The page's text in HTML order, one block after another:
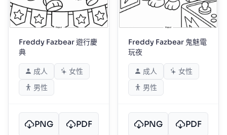
Freddy Fazbear 遊行慶
典
成人
女性
男性
PNG PDF
Freddy Fazbear 鬼魅電
玩夜
成人
女性
男性
PNG PDF